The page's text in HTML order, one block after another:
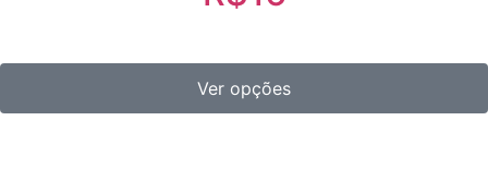
Ver opções